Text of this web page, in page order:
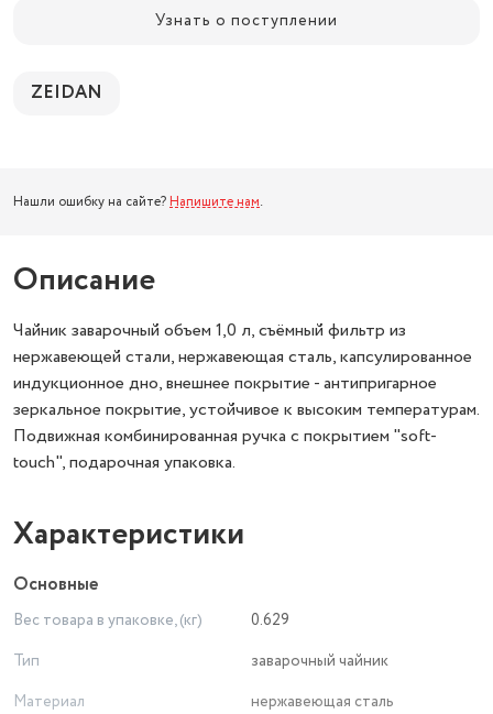
Узнать о поступлении
ZEIDAN
Нашли ошибку на сайте? Напишите нам.
Описание
Чайник заварочный объем 1,0 л, съёмный фильтр из
нержавеющей стали, нержавеющая сталь, капсулированное
индукционное дно, внешнее покрытие - антипригарное
зеркальное покрытие, устойчивое к высоким температурам.
Подвижная комбинированная ручка с покрытием "soft-
touch", подарочная упаковка.
Характеристики
Основные
Вес товара в упаковке, (кг)
0.629
Тип
заварочный чайник
Материал
нержавеющая сталь